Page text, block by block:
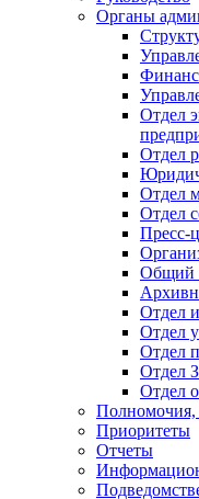
Органы
Отдел
Отдел
Отдел
Отдел
Пресс-
Общий
Отдел
Отдел
Отдел
Отдел
Отдел
Полномочия,
Приоритеты
Отчеты